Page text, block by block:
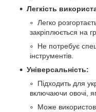
Легкість
Легко
закріплюється на
Не потребує
інструментів.
Універсальність:
Підходить для
включаючи овочі,
Може